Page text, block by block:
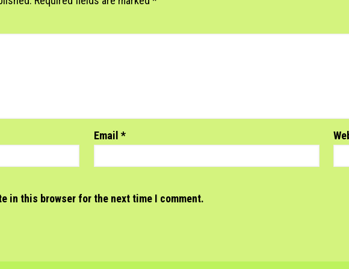
Email*
in this browser for the next time I comment.